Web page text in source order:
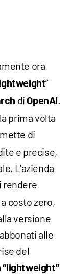
ora
”
di OpenAI .
prima volta
di
e precise,
L'azienda
rendere
costo zero,
versione
alle
del
“lightweight”